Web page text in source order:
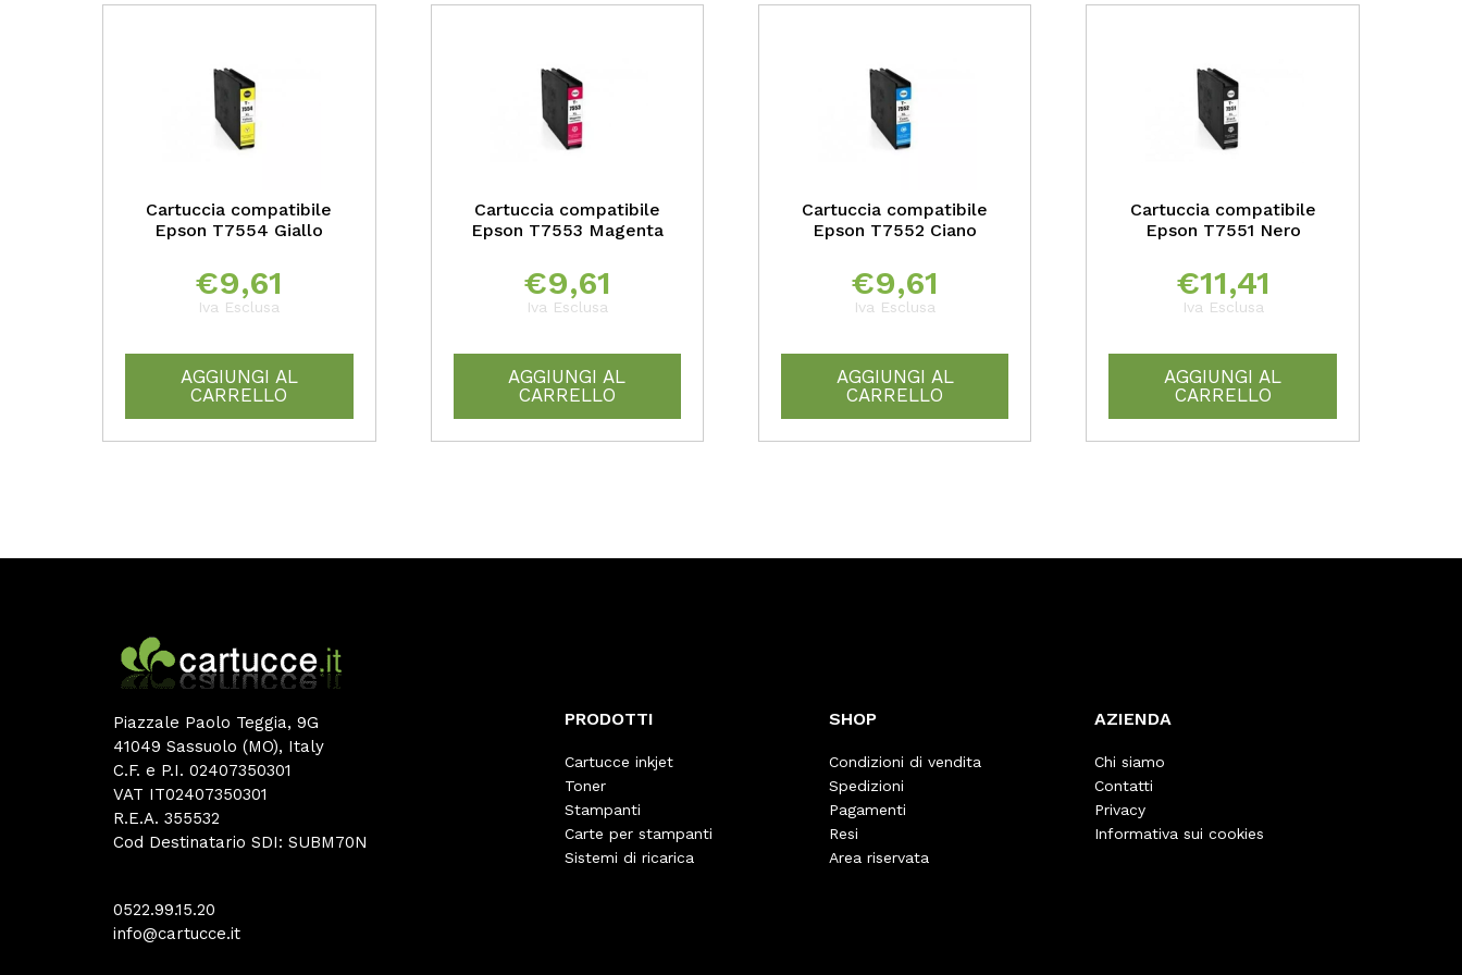
Cartuccia compatibile
Epson T7554 Giallo
€9,61
Iva Esclusa
AGGIUNGI AL
CARRELLO
Cartuccia compatibile
Epson T7553 Magenta
€9,61
Iva Esclusa
AGGIUNGI AL
CARRELLO
Cartuccia compatibile
Epson T7552 Ciano
€9,61
Iva Esclusa
AGGIUNGI AL
CARRELLO
Cartuccia compatibile
Epson T7551 Nero
€11,41
Iva Esclusa
AGGIUNGI AL
CARRELLO
Piazzale Paolo Teggia, 9G
41049 Sassuolo (MO), Italy
C.F. e P.I. 02407350301
VAT IT02407350301
R.E.A. 355532
Cod Destinatario SDI: SUBM70N
0522.99.15.20
info@cartucce.it
PRODOTTI
Cartucce inkjet
Toner
Stampanti
Carte per stampanti
Sistemi di ricarica
SHOP
Condizioni di vendita
Spedizioni
Pagamenti
Resi
Area riservata
AZIENDA
Chi siamo
Contatti
Privacy
Informativa sui cookies